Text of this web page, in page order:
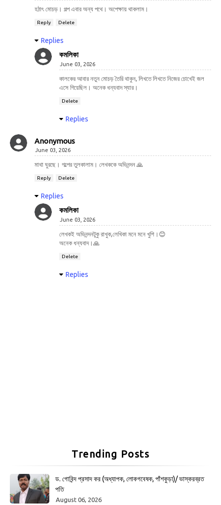
হঠাৎ মোচড়। গল্প এবার অন্য পথে। অপেক্ষায় থাকলাম।
Reply Delete
Replies
কমলিকা
June 03, 2026
কালকের আবার নতুন মোচড় তৈরি থাকুন, লিখতে লিখতে নিজের চোখেই জল
এসে গিয়েছিল। অনেক ধন্যবাদ স্যার।
Delete
Replies
Anonymous
June 03, 2026
মাথা ঘুরছে। গল্পের তুলকালাম। লেখককে অভিনন্দন 🙏
Reply Delete
Replies
কমলিকা
June 03, 2026
লেখকই অভিনন্দনটুকু রাখুক,লেখিকা মনে মনে খুশি।😊
অনেক ধন্যবাদ।🙏
Delete
Replies
Trending Posts
ড. গোবিন্দ প্রসাদ কর (অধ্যাপক, লোকগবেষক, পাঁশকুড়া)/ ভাস্করব্রত
পতি
August 06, 2026